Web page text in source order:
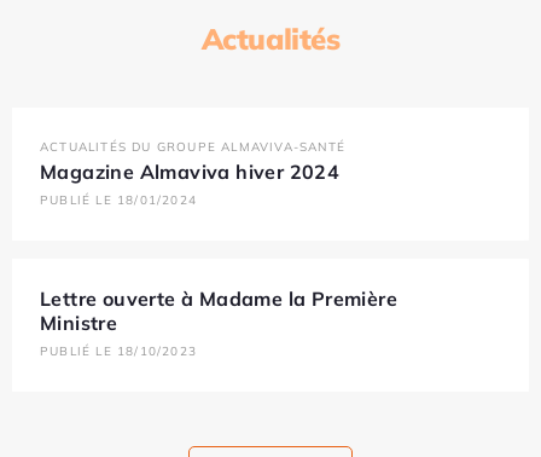
Actualités
ACTUALITÉS DU GROUPE ALMAVIVA-SANTÉ
Magazine Almaviva hiver 2024
PUBLIÉ LE 18/01/2024
Lettre ouverte à Madame la Première
Ministre
PUBLIÉ LE 18/10/2023